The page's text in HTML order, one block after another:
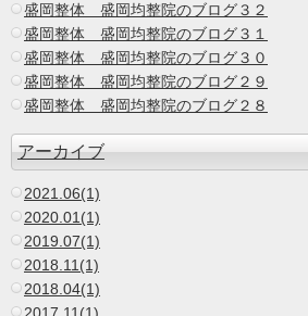
盛岡整体 盛岡均整院のブログ３２
盛岡整体 盛岡均整院のブログ３１
盛岡整体 盛岡均整院のブログ３０
盛岡整体 盛岡均整院のブログ２９
盛岡整体 盛岡均整院のブログ２８
アーカイブ
2021.06(1)
2020.01(1)
2019.07(1)
2018.11(1)
2018.04(1)